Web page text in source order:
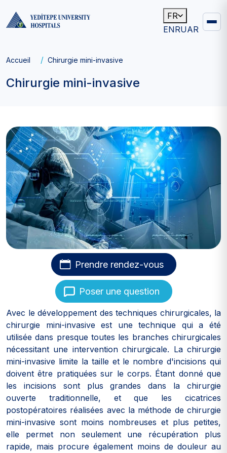
FR
ENRUAR
Fil
Accueil Chirurgie mini-invasive
Chirurgie mini-invasive
Prendre rendez-vous
Poser une question
Avec le développement des techniques chirurgicales, la
chirurgie mini-invasive est une technique qui a été
utilisée dans presque toutes les branches chirurgicales
nécessitant une intervention chirurgicale. La chirurgie
mini-invasive limite la taille et le nombre d'incisions qui
doivent être pratiquées sur le corps. Étant donné que
les incisions sont plus grandes dans la chirurgie
ouverte traditionnelle, et que les cicatrices
postopératoires réalisées avec la méthode de chirurgie
mini-invasive sont moins nombreuses et plus petites,
elle permet non seulement une récupération plus
rapide, mais procure également moins de douleur au